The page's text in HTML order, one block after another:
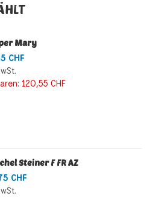
Mary
CHF
120,55 CHF
Steiner F FR AZ
CHF